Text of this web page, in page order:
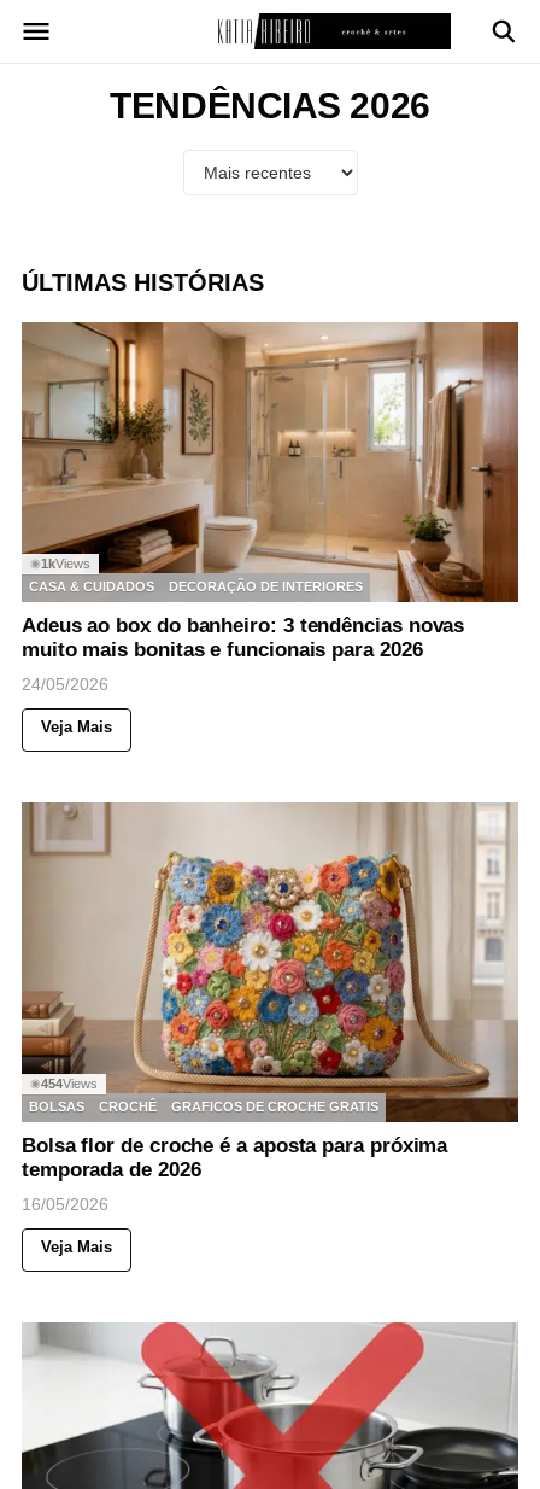
para
TENDÊNCIAS 2026
ÚLTIMAS HISTÓRIAS
◉1kViews
CASA & CUIDADOS
DECORAÇÃO DE INTERIORES
Adeus ao box do banheiro: 3 tendências novas
muito mais bonitas e funcionais para 2026
24/05/2026
Veja Mais
◉454Views
BOLSAS
CROCHÊ GRAFICOS DE CROCHE GRATIS
Bolsa flor de croche é a aposta para próxima
temporada de 2026
16/05/2026
Veja Mais